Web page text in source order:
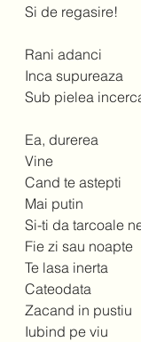
Si de regasire!
Rani adanci
Inca supureaza
Sub pielea
Ea, durerea
Vine
Cand te astepti
Mai putin
Si-ti da tarcoale
Fie zi sau noapte
Te lasa inerta
Cateodata
Zacand in pustiu
Iubind pe viu